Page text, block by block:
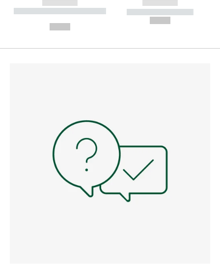
------------
----------- ----------- --------
------------
----------- -----------